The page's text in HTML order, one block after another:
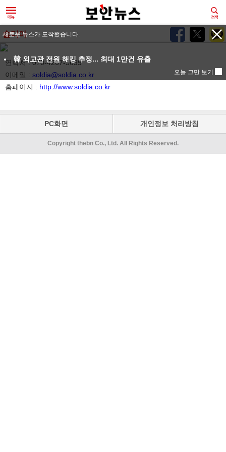
솔디아
연락처 : 070-4267-3699
이메일 : soldia@soldia.co.kr
홈페이지 : http://www.soldia.co.kr
PC화면 개인정보 처리방침
Copyright thebn Co., Ltd. All Rights Reserved.
새로운 뉴스가 도착했습니다.
韓 외교관 전원 해킹 추정... 최대 1만건 유출
오늘 그만 보기